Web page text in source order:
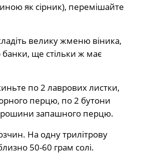
як сірник), перемішайте
велику жменю віника,
ще стільки ж має
по 2 лаврових листки,
перцю, по 2 бутони
запашного перцю.
На одну трилітрову
50-60 грам солі.